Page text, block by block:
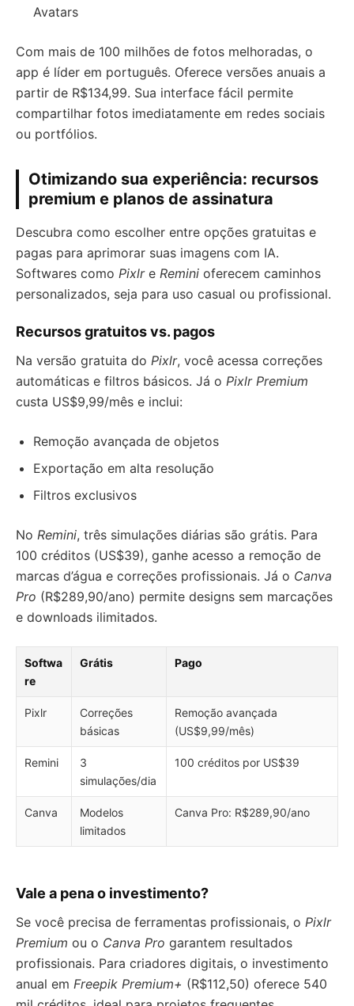
Avatars
Com mais de 100 milhões de fotos melhoradas, o
app é líder em português. Oferece versões anuais a
partir de R$134,99. Sua interface fácil permite
compartilhar fotos imediatamente em redes sociais
ou portfólios.
Otimizando sua experiência: recursos
premium e planos de assinatura
Descubra como escolher entre opções gratuitas e
pagas para aprimorar suas imagens com IA.
Softwares como Pixlre Remini oferecem caminhos
personalizados, seja para uso casual ou profissional.
Recursos gratuitos vs. pagos
Na versão gratuita do Pixlr, você acessa correções
automáticas e filtros básicos. Já o Pixlr Premium
custa US$9,99/mês e inclui:
Remoção avançada de objetos
Exportação em alta resolução
Filtros exclusivos
No Remini, três simulações diárias são grátis. Para
100 créditos (US$39), ganhe acesso a remoção de
marcas d’água e correções profissionais. Já o Canva
Pro (R$289,90/ano) permite designs sem marcações
e downloads ilimitados.
Softwa
re
Grátis Pago
Pixlr
Correções
básicas
Remoção avançada
(US$9,99/mês)
Remini
3
simulações/dia
100 créditos por US$39
Canva
Modelos
limitados
Canva Pro: R$289,90/ano
Vale a pena o investimento?
Se você precisa de ferramentas profissionais, o Pixlr
Premium ou o Canva Pro garantem resultados
profissionais. Para criadores digitais, o investimento
anual em Freepik Premium+ (R$112,50) oferece 540